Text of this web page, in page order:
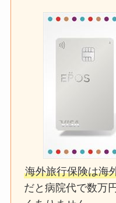
海外旅行保険は海
だと病院代で数万